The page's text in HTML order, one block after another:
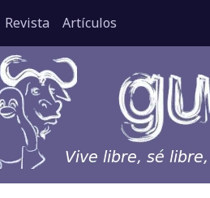
Revista Artículos